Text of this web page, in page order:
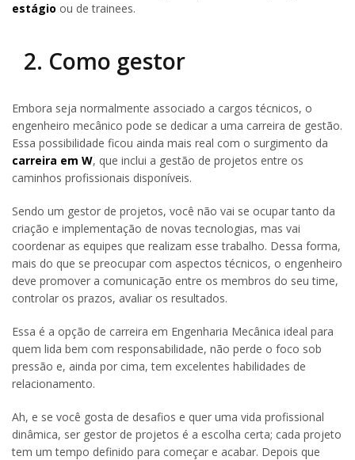
estágio ou de trainees.
2. Como gestor
Embora seja normalmente associado a cargos técnicos, o
engenheiro mecânico pode se dedicar a uma carreira de gestão.
Essa possibilidade ficou ainda mais real com o surgimento da
carreira em W, que inclui a gestão de projetos entre os
caminhos profissionais disponíveis.
Sendo um gestor de projetos, você não vai se ocupar tanto da
criação e implementação de novas tecnologias, mas vai
coordenar as equipes que realizam esse trabalho. Dessa forma,
mais do que se preocupar com aspectos técnicos, o engenheiro
deve promover a comunicação entre os membros do seu time,
controlar os prazos, avaliar os resultados.
Essa é a opção de carreira em Engenharia Mecânica ideal para
quem lida bem com responsabilidade, não perde o foco sob
pressão e, ainda por cima, tem excelentes habilidades de
relacionamento.
Ah, e se você gosta de desafios e quer uma vida profissional
dinâmica, ser gestor de projetos é a escolha certa; cada projeto
tem um tempo definido para começar e acabar. Depois que